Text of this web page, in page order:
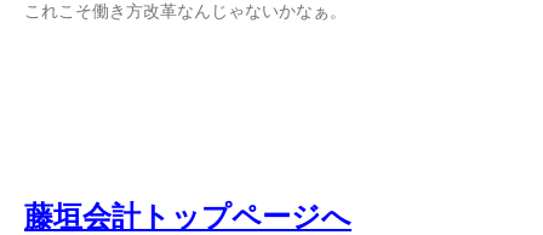
これこそ働き方改革なんじゃないかなぁ。
藤垣会計トップページへ